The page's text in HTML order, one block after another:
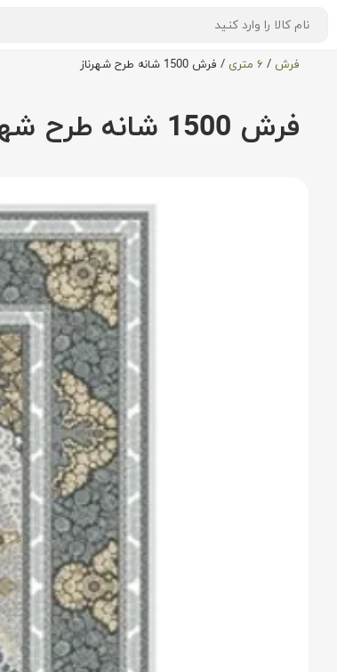
فرش / ۶ متری / فرش 1500 شانه طرح شهرناز
فرش 1500 شانه طرح شهرناز